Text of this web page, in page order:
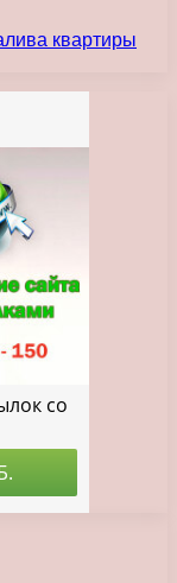
квартиры